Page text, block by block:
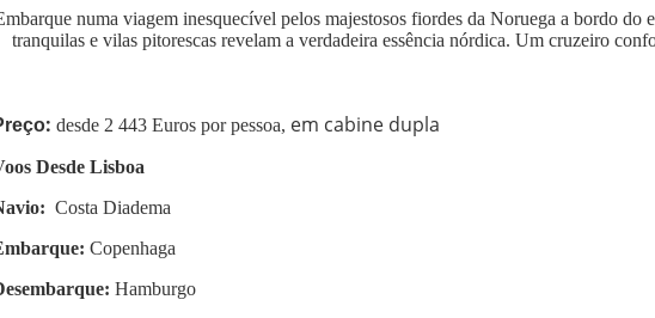
numa viagem inesquecível pelos majestosos fiordes da Noruega a bordo do
tranquilas e vilas pitorescas revelam a verdadeira essência nórdica. Um cruzeiro
: desde 2 443 Euros por pessoa, em cabine dupla
Desde Lisboa
Costa Diadema
Copenhaga
Hamburgo